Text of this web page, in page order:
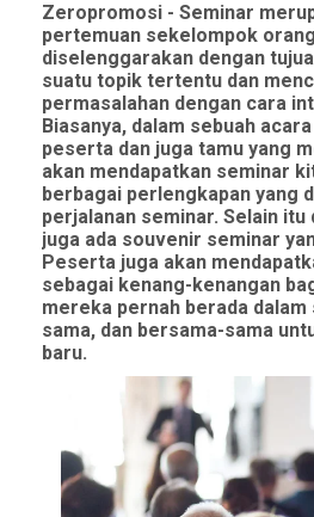
Zeropromosi - Seminar
pertemuan sekelompok
diselenggarakan dengan
suatu topik tertentu dan
permasalahan dengan cara
Biasanya, dalam sebuah
peserta dan juga tamu yang
akan mendapatkan seminar
berbagai perlengkapan yang
perjalanan seminar. Selain
juga ada souvenir seminar
Peserta juga akan
sebagai kenang-kenangan
mereka pernah berada dalam
sama, dan bersama-sama
baru.